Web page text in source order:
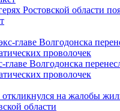
Ростовской области
главе Волгодонска
проволочек